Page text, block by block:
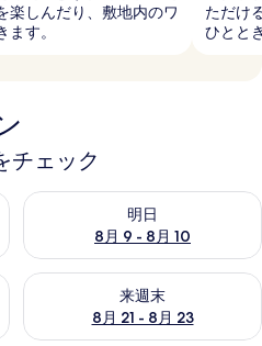
楽しんだり、敷地内のワ
す。
ただけ
ひとと
チェック
チェック
明日
8月 9 - 8月 10
明日 8月 9 - 8月 10 の空室状
況をチェック
来週末
8月 21 - 8月 23
来週末 8月 21 - 8月 23 の空室